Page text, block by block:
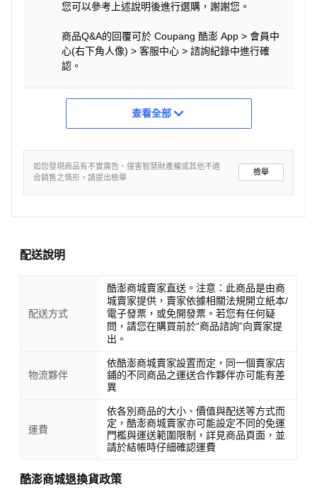
您可以參考上述說明後進行選購，謝謝您。
商品Q&A的回覆可於 Coupang 酷澎 App > 會員中
心(右下角人像) > 客服中心 > 諮詢紀錄中進行確
認。
查看全部
如您發現商品有不實廣告、侵害智慧財產權或其他不適
合銷售之情形，請提出檢舉
檢舉
配送說明
配送方式
酷澎商城賣家直送。注意：此商品是由商
城賣家提供，賣家依據相關法規開立紙本/
電子發票，或免開發票。若您有任何疑
問，請您在購買前於“商品諮詢”向賣家提
出。
物流夥伴
依酷澎商城賣家設置而定，同一個賣家店
鋪的不同商品之運送合作夥伴亦可能有差
異
運費
依各別商品的大小、價值與配送等方式而
定，酷澎商城賣家亦可能設定不同的免運
門檻與運送範圍限制，詳見商品頁面，並
請於結帳時仔細確認運費
酷澎商城退換貨政策